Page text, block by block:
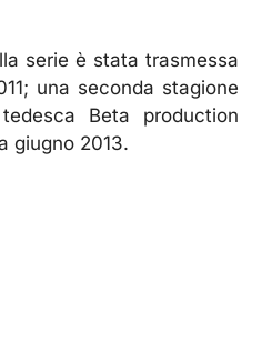
serie è stata trasmessa
una seconda stagione
Beta production
giugno 2013.